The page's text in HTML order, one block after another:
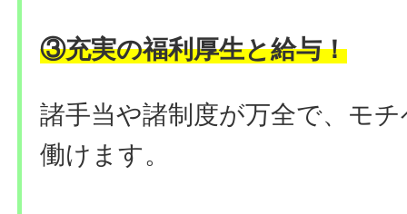
③充実の福利厚生と給与！
諸手当や諸制度が万全で、モ
働けます。